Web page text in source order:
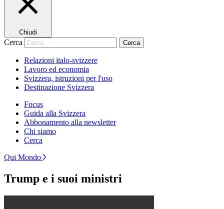
Chiudi
Cerca Cerca
Relazioni italo-svizzere
Lavoro ed economia
Svizzera, istruzioni per l'uso
Destinazione Svizzera
Focus
Guida alla Svizzera
Abbonamento alla newsletter
Chi siamo
Cerca
Qui Mondo
Trump e i suoi ministri